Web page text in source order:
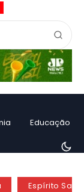
Educação
Espírito